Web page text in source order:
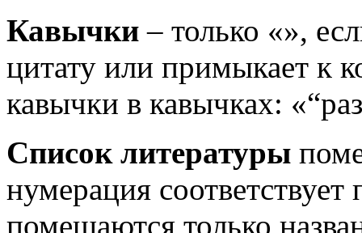
Кавычки– только «»,
цитату или примыкает к
кавычки в кавычках:
Список литературы
нумерация
помещаются только